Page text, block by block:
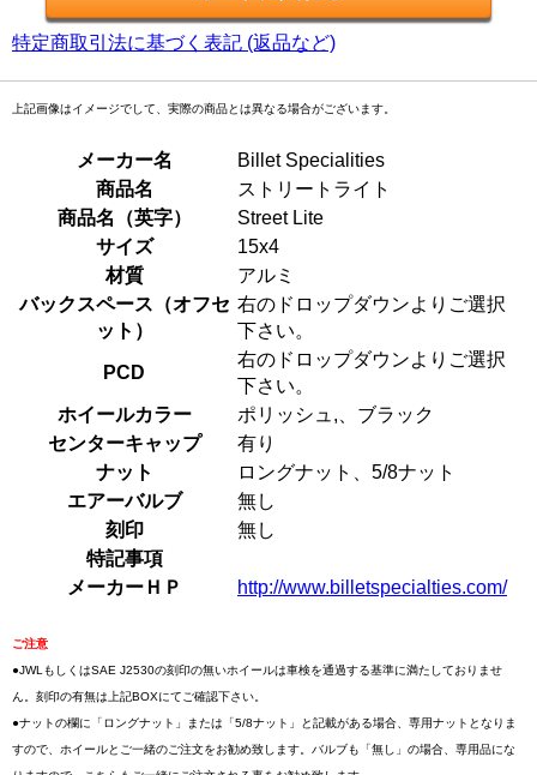
特定商取引法に基づく表記 (返品など)
上記画像はイメージでして、実際の商品とは異なる場合がございます。
メーカー名
Billet Specialities
商品名
ストリートライト
商品名（英字）
Street Lite
サイズ
15x4
材質
アルミ
バックスペース（オフセ
ット）
右のドロップダウンよりご選択
下さい。
PCD
右のドロップダウンよりご選択
下さい。
ホイールカラー
ポリッシュ,、ブラック
センターキャップ
有り
ナット
ロングナット、5/8ナット
エアーバルブ
無し
刻印
無し
特記事項
メーカーＨＰ
http://www.billetspecialties.com/
ご注意
●JWLもしくはSAE J2530の刻印の無いホイールは車検を通過する基準に満たしておりませ
ん。刻印の有無は上記BOXにてご確認下さい。
●ナットの欄に「ロングナット」または「5/8ナット」と記載がある場合、専用ナットとなりま
すので、ホイールとご一緒のご注文をお勧め致します。バルブも「無し」の場合、専用品にな